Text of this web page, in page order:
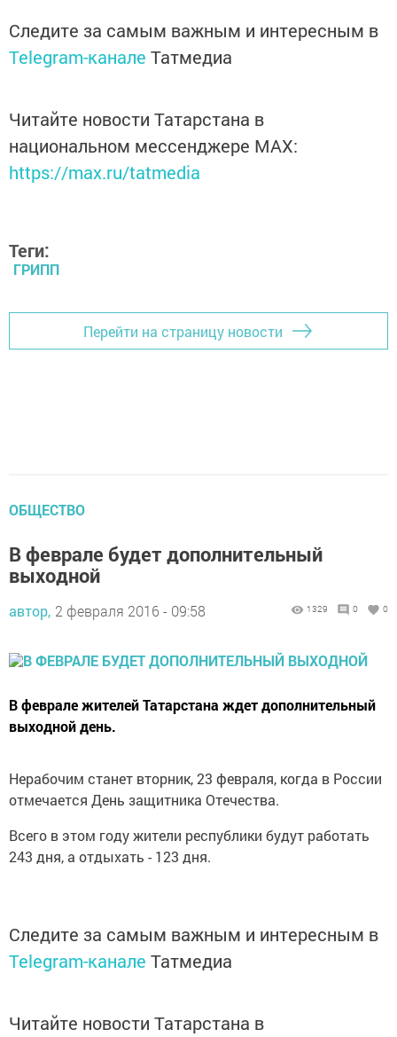
Следите за самым важным и интересным в
Telegram-канале Татмедиа
Читайте новости Татарстана в
национальном мессенджере MАХ:
https://max.ru/tatmedia
Теги:
ГРИПП
Перейти на страницу новости
ОБЩЕСТВО
В феврале будет дополнительный
выходной
автор, 2 февраля 2016 - 09:58 1329 0 0
В феврале жителей Татарстана ждет дополнительный
выходной день.
Нерабочим станет вторник, 23 февраля, когда в России
отмечается День защитника Отечества.
Всего в этом году жители республики будут работать
243 дня, а отдыхать - 123 дня.
Следите за самым важным и интересным в
Telegram-канале Татмедиа
Читайте новости Татарстана в